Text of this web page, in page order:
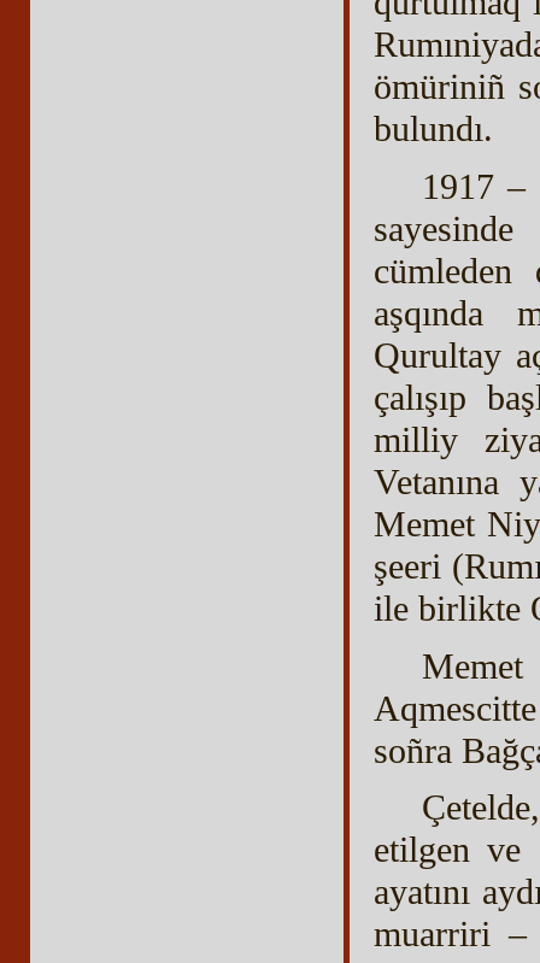
ömüriniñ
bulundı.
1917 –
cümleden
aşqında
Qurultay
çalışıp
milliy
Vetanına
Memet
şeeri
ile birlikte
soñra
etilgen ve
ayatını
muarriri –